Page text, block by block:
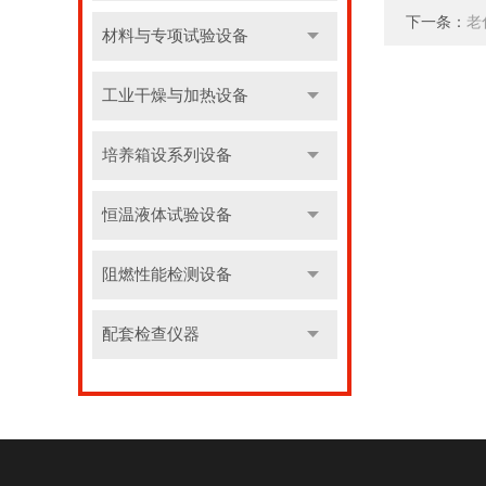
材料与专项试验设备
工业干燥与加热设备
培养箱设系列设备
恒温液体试验设备
阻燃性能检测设备
配套检查仪器
下一条： 老